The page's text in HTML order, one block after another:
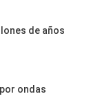
de años
ondas